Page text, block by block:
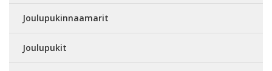
Joulupukinnaamarit
Joulupukit